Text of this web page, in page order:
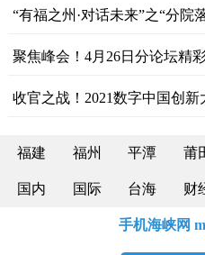
“有福之州·对话未来”之“分院
聚焦峰会！4月26日分论坛精
收官之战！2021数字中国创
福建 福州 平潭 莆
国内 国际 台海 财
手机海峡网